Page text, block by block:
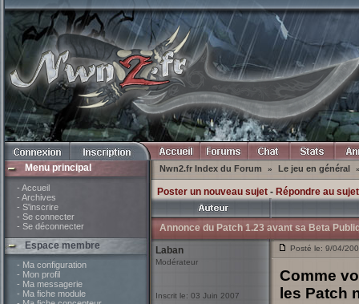
Menu principal
- Accueil
- Archives
- S'inscrire
- Se connecter
- Se déconnecter
Espace membre
- Ma configuration
- Mon profil
- Ma messagerie
- Ma fiche module
Nwn2.fr Index du Forum » Le jeu en général
Poster un nouveau sujet- Répondre au sujet
Annonce du Patch 1.23 avant sa Beta
Laban
Modérateur
Inscrit le: 03 Juin 2007
Posté le: 9/04/
Comme
les Patch